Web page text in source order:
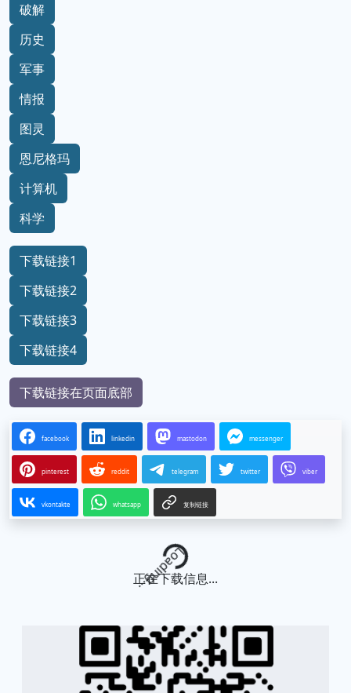
破解
历史
军事
情报
图灵
恩尼格玛
计算机
科学
下载链接1
下载链接2
下载链接3
下载链接4
下载链接在页面底部
facebook linkedin mastodon messenger
pinterest reddit telegram twitter viber
vkontakte whatsapp 复制链接
Loading...
正在下载信息...